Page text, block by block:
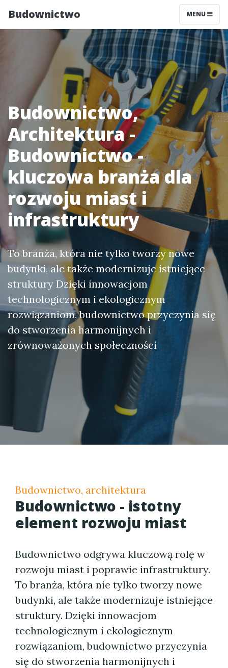
Budownictwo MENU
Budownictwo,
Architektura -
Budownictwo -
kluczowa branża dla
rozwoju miast i
infrastruktury
To branża, która nie tylko tworzy nowe
budynki, ale także modernizuje istniejące
struktury Dzięki innowacjom
technologicznym i ekologicznym
rozwiązaniom, budownictwo przyczynia się
do stworzenia harmonijnych i
zrównoważonych społeczności
Budownictwo, architektura
Budownictwo - istotny
element rozwoju miast
Budownictwo odgrywa kluczową rolę w
rozwoju miast i poprawie infrastruktury.
To branża, która nie tylko tworzy nowe
budynki, ale także modernizuje istniejące
struktury. Dzięki innowacjom
technologicznym i ekologicznym
rozwiązaniom, budownictwo przyczynia
się do stworzenia harmonijnych i